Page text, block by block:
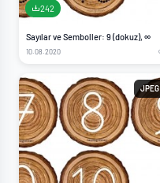
242
Sayılar ve Semboller: 9 (dokuz), ∞
10.08.2020
JPEG